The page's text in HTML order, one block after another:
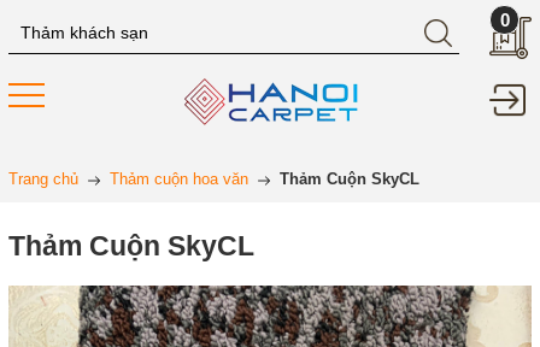
0
Trang chủ Thảm cuộn hoa văn Thảm Cuộn SkyCL
Thảm Cuộn SkyCL